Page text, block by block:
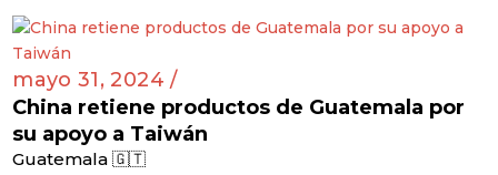
mayo 31, 2024 /
China retiene productos de Guatemala por
su apoyo a Taiwán
Guatemala 🇬🇹